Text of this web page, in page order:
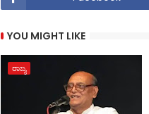
YOU MIGHT LIKE
ರಾಜ್ಯ